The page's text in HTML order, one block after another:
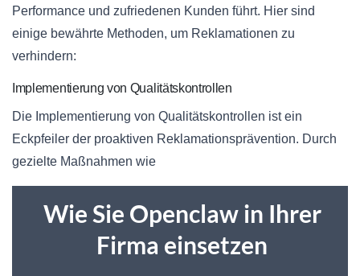
Performance und zufriedenen Kunden führt. Hier sind
einige bewährte Methoden, um Reklamationen zu
verhindern:
Implementierung von Qualitätskontrollen
Die Implementierung von Qualitätskontrollen ist ein
Eckpfeiler der proaktiven Reklamationsprävention. Durch
gezielte Maßnahmen wie